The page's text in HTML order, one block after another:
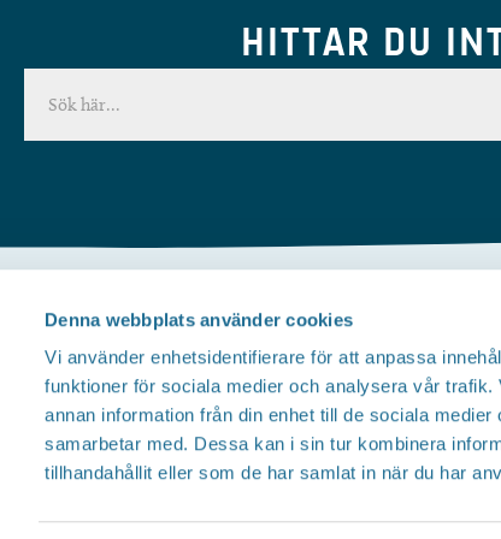
Denna webbplats använder cookies
Vi använder enhetsidentifierare för att anpassa
funktioner för sociala medier och analysera vår
annan information från din enhet till de sociala
samarbetar med. Dessa kan i sin tur kombinera
tillhandahållit eller som de har samlat in när du har
HITTAR DU
Om webbplatsen
Integritetspolicy